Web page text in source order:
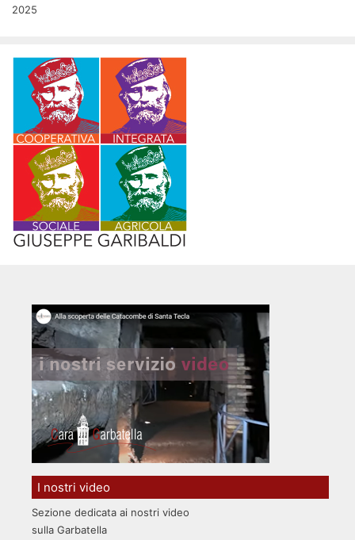
2025
I nostri video
Sezione dedicata ai nostri video
sulla Garbatella